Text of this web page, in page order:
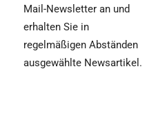
Mail-Newsletter an und
erhalten Sie in
regelmäßigen Abständen
ausgewählte Newsartikel.